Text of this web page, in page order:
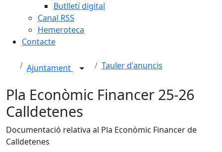
Butlletí digital
Canal RSS
Hemeroteca
Contacte
Ajuntament Tauler d'anuncis
Pla Econòmic Financer 25-26
Calldetenes
Documentació relativa al Pla Econòmic Financer de
Calldetenes